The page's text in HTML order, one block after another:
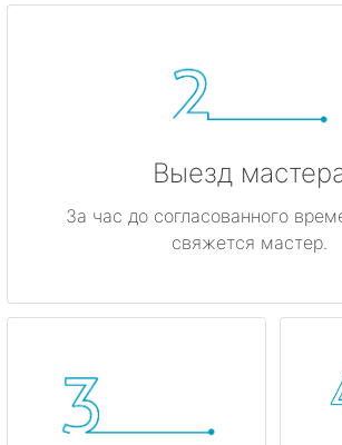
Выезд
За час до согласованного
свяжется мастер.